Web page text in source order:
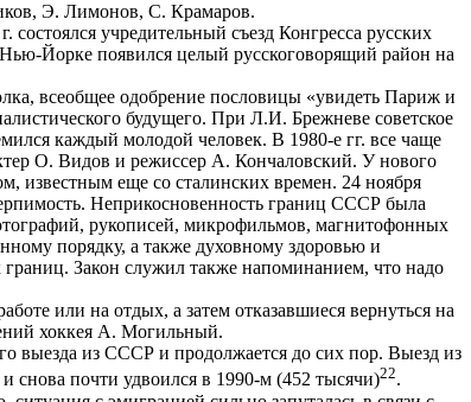
Э. Лимонов, С. Крамаров.
учредительный съезд Конгресса русских
Йорке появился целый русскоговорящий район на
всеобщее одобрение пословицы «увидеть Париж и
будущего. При Л.И. Брежневе советское
каждый молодой человек. В 1980-е гг. все чаще
О. Видов и режиссер А. Кончаловский. У нового
известным еще со сталинских времен. 24 ноября
Неприкосновенность границ СССР была
рукописей, микрофильмов, магнитофонных
порядку, а также духовному здоровью и
границ. Закон служил также напоминанием, что надо
или на отдых, а затем отказавшиеся вернуться на
хоккея А. Могильный.
выезда из СССР и продолжается до сих пор. Выезд из
снова почти удвоился в 1990-м (452 тысячи)22.